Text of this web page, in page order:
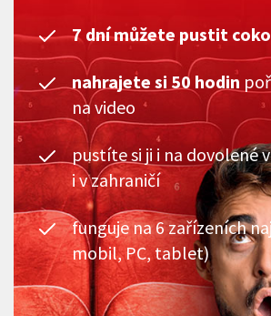
7 dní můžete pustit
nahrajete si 50 hodin
na video
pustíte si ji i na dovolené v
i v zahraničí
funguje na 6 zařízeních
mobil, PC, tablet)